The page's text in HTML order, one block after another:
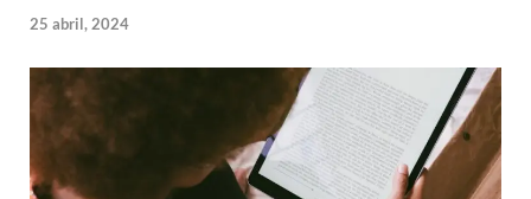
25 abril, 2024